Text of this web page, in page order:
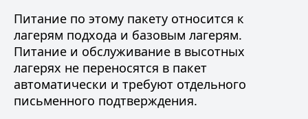
Питание по этому пакету относится к
лагерям подхода и базовым лагерям.
Питание и обслуживание в высотных
лагерях не переносятся в пакет
автоматически и требуют отдельного
письменного подтверждения.